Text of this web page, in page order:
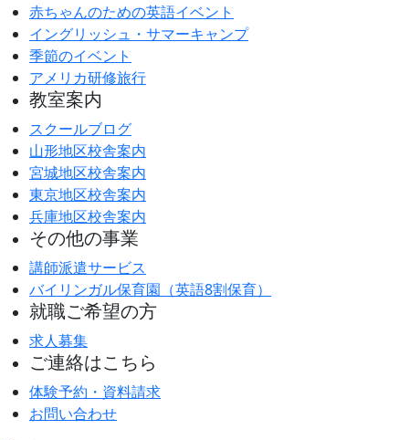
赤ちゃんのための英語イベント
イングリッシュ・サマーキャンプ
季節のイベント
アメリカ研修旅行
教室案内
スクールブログ
山形地区校舎案内
宮城地区校舎案内
東京地区校舎案内
兵庫地区校舎案内
その他の事業
講師派遣サービス
バイリンガル保育園（英語8割保育）
就職ご希望の方
求人募集
ご連絡はこちら
体験予約・資料請求
お問い合わせ